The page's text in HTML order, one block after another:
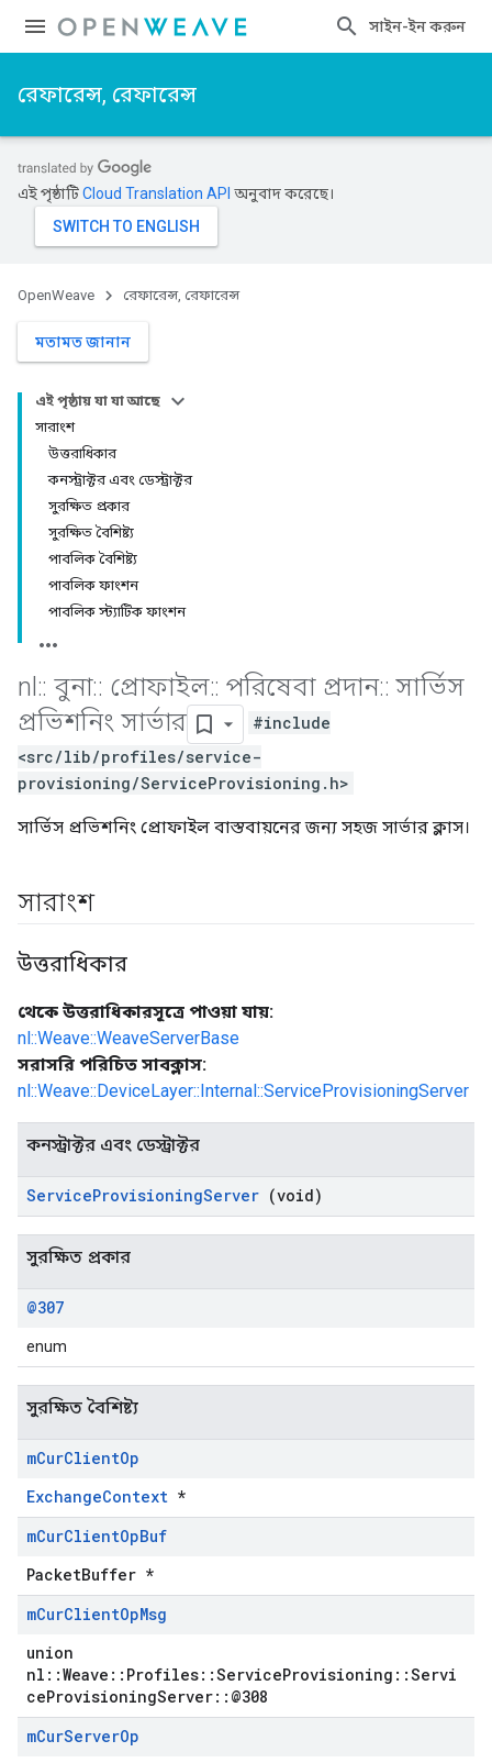
সাইন-ইন করুন
রেফারেন্স, রেফারেন্স
এই পৃষ্ঠাটিCloud Translation API অনুবাদ করেছে।
OpenWeave রেফারেন্স, রেফারেন্স
মতামত জানান
এই পৃষ্ঠায় যা যা আছে
সারাংশ
উত্তরাধিকার
কনস্ট্রাক্টর এবং ডেস্ট্রাক্টর
সুরক্ষিত প্রকার
সুরক্ষিত বৈশিষ্ট্য
পাবলিক বৈশিষ্ট্য
পাবলিক ফাংশন
পাবলিক স্ট্যাটিক ফাংশন
nl :: বুনা:: প্রোফাইল:: পরিষেবা প্রদান:: সার্ভিস
প্রভিশনিং সার্ভার
#include
<src/lib/profiles/service-
provisioning/ServiceProvisioning.h>
সার্ভিস প্রভিশনিং প্রোফাইল বাস্তবায়নের জন্য সহজ সার্ভার ক্লাস।
সারাংশ
উত্তরাধিকার
থেকে উত্তরাধিকারসূত্রে পাওয়া যায়:
nl::Weave::WeaveServerBase
সরাসরি পরিচিত সাবক্লাস:
nl::Weave::DeviceLayer::Internal::ServiceProvisioningServer
কনস্ট্রাক্টর এবং ডেস্ট্রাক্টর
ServiceProvisioningServer (void)
সুরক্ষিত প্রকার
@307
enum
সুরক্ষিত বৈশিষ্ট্য
mCurClientOp
ExchangeContext *
mCurClientOpBuf
PacketBuffer *
mCurClientOpMsg
union
nl::Weave::Profiles::ServiceProvisioning::Servi
ceProvisioningServer::@308
mCurServerOp